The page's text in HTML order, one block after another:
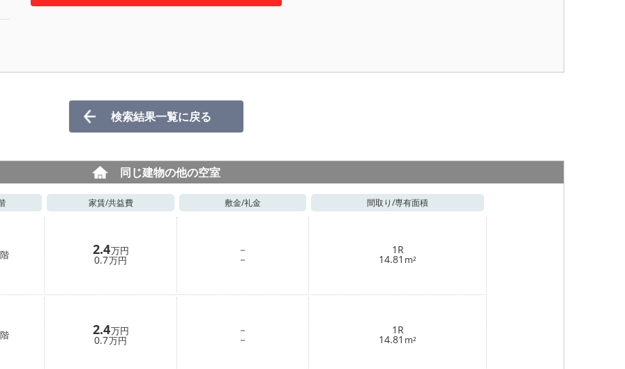
検索結果一覧に戻る
同じ建物の他の空室
家賃/共益費 敷金/礼金 間取り/専有面積
階 2.4万円
0.7万円
－
－
1R
14.81 m²
階 2.4万円
0.7万円
－
－
1R
14.81 m²